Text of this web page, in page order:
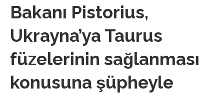
Bakanı Pistorius,
Ukrayna’ya Taurus
füzelerinin sağlanması
konusuna şüpheyle